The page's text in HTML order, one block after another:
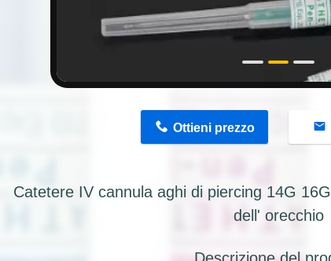
Ottieni prezzo
Catetere IV cannula aghi di piercing 14G
dell' orecchio